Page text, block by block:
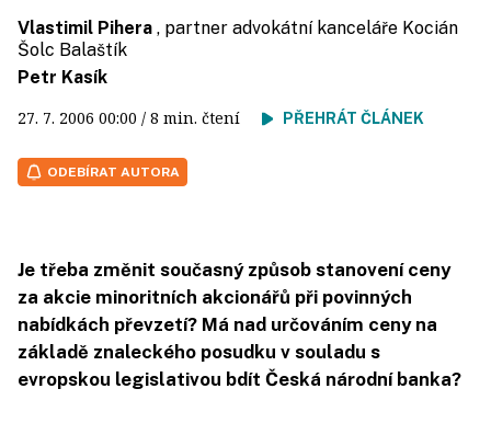
Vlastimil Pihera , partner advokátní kanceláře Kocián
Šolc Balaštík
Petr Kasík
27. 7. 2006 00:00 / 8 min. čtení PŘEHRÁT ČLÁNEK
ODEBÍRAT AUTORA
Je třeba změnit současný způsob stanovení ceny
za akcie minoritních akcionářů při povinných
nabídkách převzetí? Má nad určováním ceny na
základě znaleckého posudku v souladu s
evropskou legislativou bdít Česká národní banka?